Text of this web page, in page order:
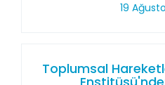
19
Toplumsal